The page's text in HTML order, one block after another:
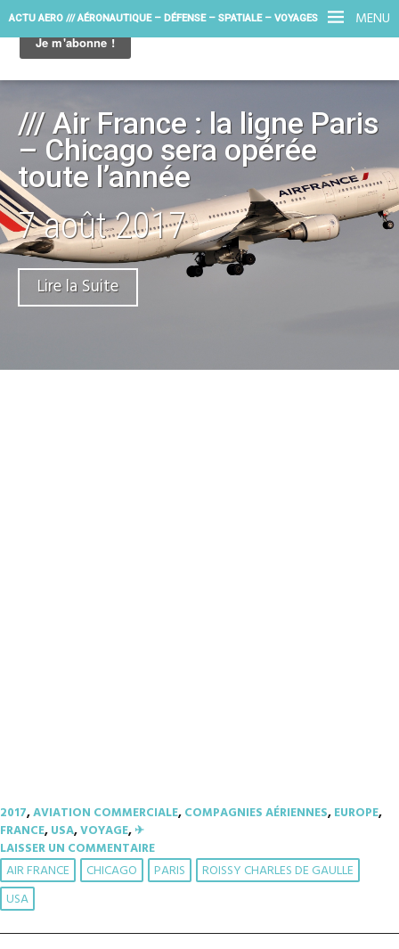
MENU
ACTU AERO /// AÉRONAUTIQUE – DÉFENSE – SPATIALE – VOYAGES
/// Air France : la ligne Paris
– Chicago sera opérée
toute l’année
7 août 2017
Lire la Suite
2017,AVIATION COMMERCIALE,COMPAGNIES AÉRIENNES,EUROPE,
FRANCE,USA,VOYAGE,✈︎
LAISSER UN COMMENTAIRE
AIR FRANCE CHICAGO PARIS
ROISSY CHARLES DE GAULLE
USA